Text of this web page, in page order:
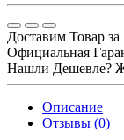
Доставим Товар
Официальная
Нашли Дешевле?
Описание
Отзывы (0)